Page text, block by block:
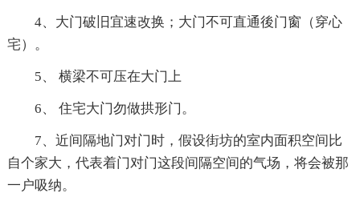
4、大门破旧宜速改换；大门不可直通後门窗（穿心
宅）。
5、 横梁不可压在大门上
6、 住宅大门勿做拱形门。
7、近间隔地门对门时，假设街坊的室内面积空间比
自个家大，代表着门对门这段间隔空间的气场，将会被那
一户吸纳。